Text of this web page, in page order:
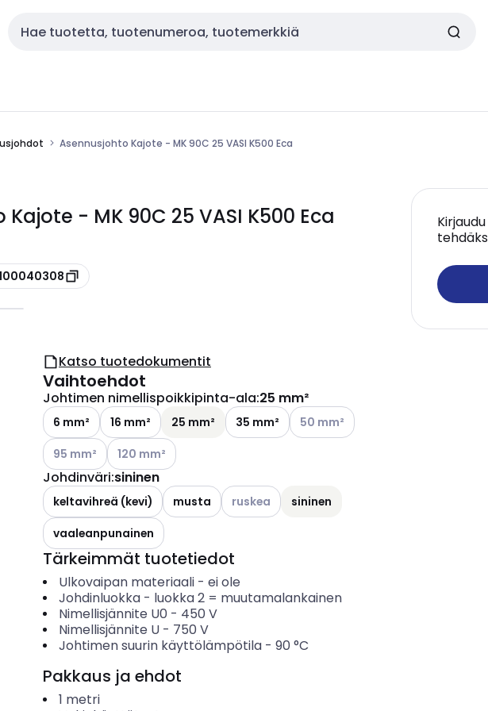
Haku
Asennusjohto Kajote - MK 90C 25 VASI K500 Eca
- MK 90C 25 VASI K500 Eca
Katso tuotedokumentit
Vaihtoehdot
Johtimen nimellispoikkipinta-ala:25 mm²
6 mm² 16 mm² 25 mm² 35 mm² Katso käytettävissä olevat
50 mm²
Katso käytettävissä olevat vaihtoehdot
95 mm² Katso käytettävissä olevat vaihtoehdot
120 mm²
Johdinväri:sininen
keltavihreä (kevi) musta Katso käytettävissä olevat vaihtoehdot
ruskea
sininen
vaaleanpunainen
Tärkeimmät tuotetiedot
Ulkovaipan materiaali- ei ole
Johdinluokka- luokka 2 = muutamalankainen
Nimellisjännite U0 - 450 V
Nimellisjännite U- 750 V
Johtimen suurin käyttölämpötila- 90 °C
Pakkaus ja ehdot
1 metri